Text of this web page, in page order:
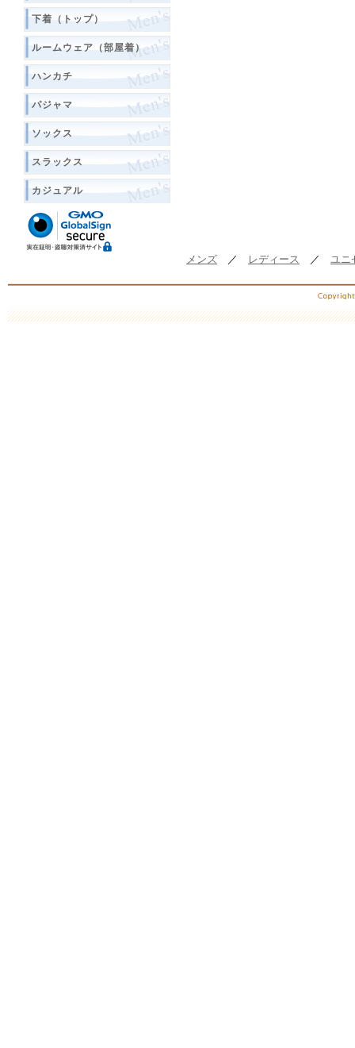
下着（トップ）
ルームウェア（部屋着）
ハンカチ
パジャマ
ソックス
スラックス
カジュアル
メンズ ／ レディース ／ ユニ